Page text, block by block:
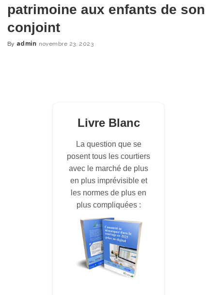
patrimoine aux enfants de son
conjoint
Posted
By admin novembre 23, 2023
Livre Blanc
La question que se
posent tous les courtiers
avec le marché de plus
en plus imprévisible et
les normes de plus en
plus compliquées :